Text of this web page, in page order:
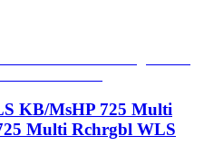
KB/MsHP 725 Multi
Multi Rchrgbl WLS